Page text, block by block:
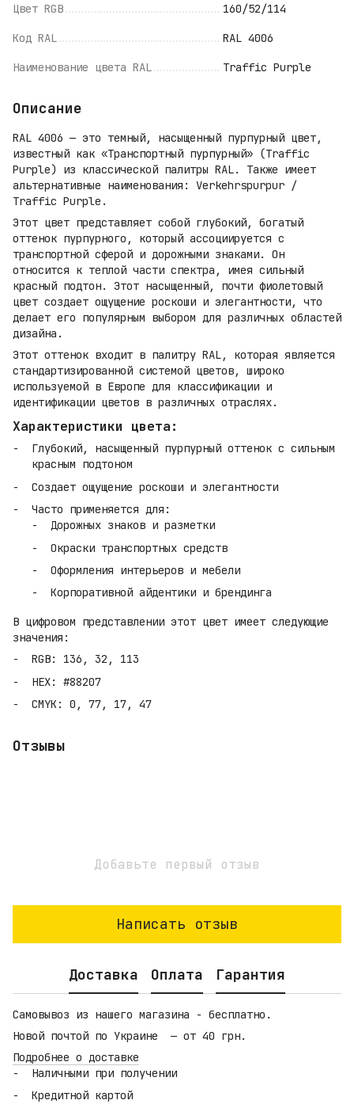
Цвет RGB 160/52/114
Код RAL RAL 4006
Наименование цвета RAL Traffic Purple
Описание
RAL 4006 — это темный, насыщенный пурпурный цвет,
известный как «Транспортный пурпурный» (Traffic
Purple) из классической палитры RAL. Также имеет
альтернативные наименования: Verkehrspurpur /
Traffic Purple.
Этот цвет представляет собой глубокий, богатый
оттенок пурпурного, который ассоциируется с
транспортной сферой и дорожными знаками. Он
относится к теплой части спектра, имея сильный
красный подтон. Этот насыщенный, почти фиолетовый
цвет создает ощущение роскоши и элегантности, что
делает его популярным выбором для различных областей
дизайна.
Этот оттенок входит в палитру RAL, которая является
стандартизированной системой цветов, широко
используемой в Европе для классификации и
идентификации цветов в различных отраслях.
Характеристики цвета:
Глубокий, насыщенный пурпурный оттенок с сильным
красным подтоном
Создает ощущение роскоши и элегантности
Часто применяется для:
Дорожных знаков и разметки
Окраски транспортных средств
Оформления интерьеров и мебели
Корпоративной айдентики и брендинга
В цифровом представлении этот цвет имеет следующие
значения:
RGB: 136, 32, 113
HEX: #88207
CMYK: 0, 77, 17, 47
Отзывы
Добавьте первый отзыв
Написать отзыв
Доставка Оплата Гарантия
Самовывоз из нашего магазина - бесплатно.
Новой почтой по Украине — от 40 грн.
Подробнее о доставке
Наличными при получении
Кредитной картой